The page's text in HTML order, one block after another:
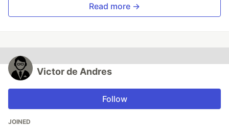
Read more →
Victor de Andres
Follow
JOINED